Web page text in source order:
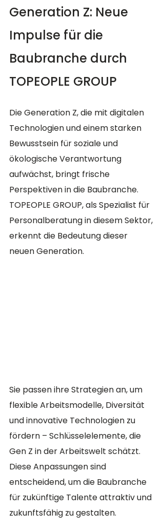
Generation Z: Neue
Impulse für die
Baubranche durch
TOPEOPLE GROUP
Die Generation Z, die mit digitalen
Technologien und einem starken
Bewusstsein für soziale und
ökologische Verantwortung
aufwächst, bringt frische
Perspektiven in die Baubranche.
TOPEOPLE GROUP, als Spezialist für
Personalberatung in diesem Sektor,
erkennt die Bedeutung dieser
neuen Generation.
Sie passen ihre Strategien an, um
flexible Arbeitsmodelle, Diversität
und innovative Technologien zu
fördern – Schlüsselelemente, die
Gen Z in der Arbeitswelt schätzt.
Diese Anpassungen sind
entscheidend, um die Baubranche
für zukünftige Talente attraktiv und
zukunftsfähig zu gestalten.